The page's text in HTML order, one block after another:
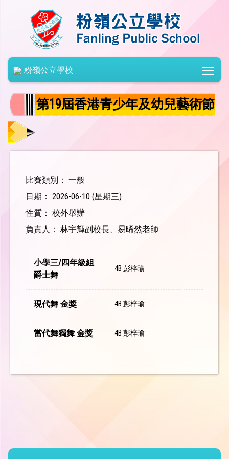
粉嶺公立學校
第19屆香港青少年及幼兒藝術節
比賽類別： 一般
日期： 2026-06-10 (星期三)
性質： 校外舉辦
負責人： 林宇輝副校長、易晞然老師
小學三/四年級組
爵士舞
4B 彭梓瑜
現代舞 金獎 4B 彭梓瑜
當代舞獨舞 金獎 4B 彭梓瑜